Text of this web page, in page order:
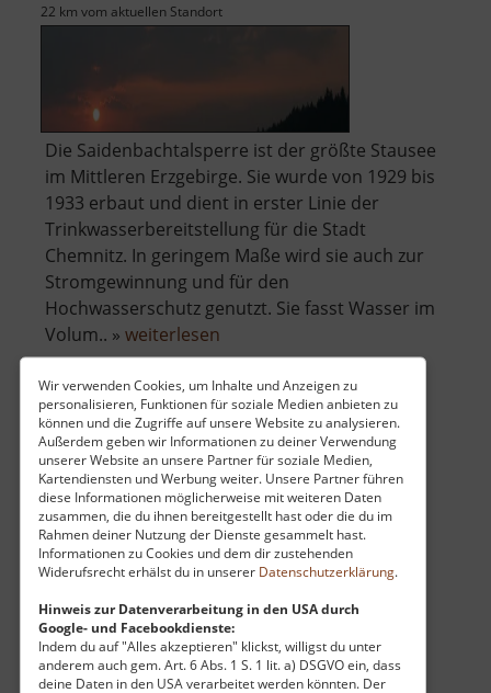
Wir verwenden Cookies, um Inhalte und Anzeigen zu
personalisieren, Funktionen für soziale Medien anbieten zu
können und die Zugriffe auf unsere Website zu analysieren.
Außerdem geben wir Informationen zu deiner Verwendung
unserer Website an unsere Partner für soziale Medien,
Kartendiensten und Werbung weiter. Unsere Partner führen
diese Informationen möglicherweise mit weiteren Daten
zusammen, die du ihnen bereitgestellt hast oder die du im
Rahmen deiner Nutzung der Dienste gesammelt hast.
Informationen zu Cookies und dem dir zustehenden
Widerufsrecht erhälst du in unserer Datenschutzerklärung.
Hinweis zur Datenverarbeitung in den USA durch
Google- und Facebookdienste:
Indem du auf "Alles akzeptieren" klickst, willigst du unter
anderem auch gem. Art. 6 Abs. 1 S. 1 lit. a) DSGVO ein, dass
deine Daten in den USA verarbeitet werden könnten. Der
22 km vom aktuellen Standort
Die Saidenbachtalsperre ist der größte Stausee
im Mittleren Erzgebirge. Sie wurde von 1929 bis
1933 erbaut und dient in erster Linie der
Trinkwasserbereitstellung für die Stadt
Chemnitz. In geringem Maße wird sie auch zur
Stromgewinnung und für den
Hochwasserschutz genutzt. Sie fasst Wasser im
Volum.. » weiterlesen
Saidenbachtalsperre
Schwarzer Teich im Bornwald
Mittleres Erzgebirge
aktuell vom 23.07.2024 / Zugriffe: 39543
16 km vom aktuellen Standort
Im Bornwald nahe Krumhermersdorf bei
Zschopau nicht weit entfernt vom Gasthaus